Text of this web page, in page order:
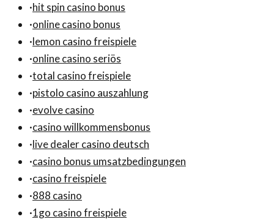
·hit spin casino bonus
·online casino bonus
·lemon casino freispiele
·online casino seriös
·total casino freispiele
·pistolo casino auszahlung
·evolve casino
·casino willkommensbonus
·live dealer casino deutsch
·casino bonus umsatzbedingungen
·casino freispiele
·888 casino
·1go casino freispiele